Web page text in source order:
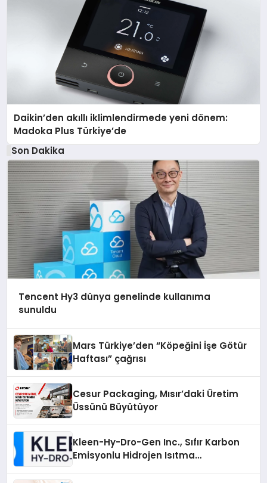
Daikin’den akıllı iklimlendirmede yeni dönem:
Madoka Plus Türkiye’de
Son Dakika
Tencent Hy3 dünya genelinde kullanıma
sunuldu
Mars Türkiye’den “Köpeğini İşe Götür
Haftası” çağrısı
Cesur Packaging, Mısır’daki Üretim
Üssünü Büyütüyor
Kleen-Hy-Dro-Gen Inc., Sıfır Karbon
Emisyonlu Hidrojen Isıtma